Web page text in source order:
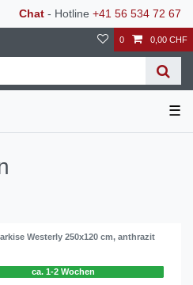
Chat - Hotline +41 56 534 72 67
0 0,00 CHF
☰
Westerly 250x120 cm, anthrazit
ca. 1-2 Wochen